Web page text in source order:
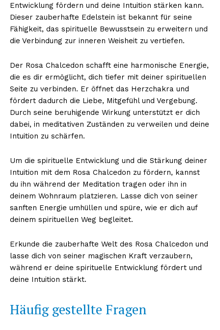
Entwicklung fördern und deine Intuition stärken kann.
Dieser zauberhafte Edelstein ist bekannt für seine
Fähigkeit, das spirituelle Bewusstsein zu erweitern und
die Verbindung zur inneren Weisheit zu vertiefen.
Der Rosa Chalcedon schafft eine harmonische Energie,
die es dir ermöglicht, dich tiefer mit deiner spirituellen
Seite zu verbinden. Er öffnet das Herzchakra und
fördert dadurch die Liebe, Mitgefühl und Vergebung.
Durch seine beruhigende Wirkung unterstützt er dich
dabei, in meditativen Zuständen zu verweilen und deine
Intuition zu schärfen.
Um die spirituelle Entwicklung und die Stärkung deiner
Intuition mit dem Rosa Chalcedon zu fördern, kannst
du ihn während der Meditation tragen oder ihn in
deinem Wohnraum platzieren. Lasse dich von seiner
sanften Energie umhüllen und spüre, wie er dich auf
deinem spirituellen Weg begleitet.
Erkunde die zauberhafte Welt des Rosa Chalcedon und
lasse dich von seiner magischen Kraft verzaubern,
während er deine spirituelle Entwicklung fördert und
deine Intuition stärkt.
Häufig gestellte Fragen